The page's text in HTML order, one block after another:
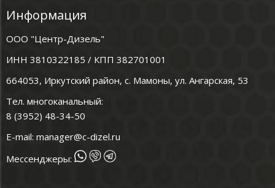
Информация
ООО "Центр-Дизель"
ИНН 3810322185 / КПП 382701001
664053, Иркутский район, с. Мамоны, ул. Ангарская, 53
Тел. многоканальный:
8 (3952) 48-34-50
E-mail: manager@c-dizel.ru
Мессенджеры: